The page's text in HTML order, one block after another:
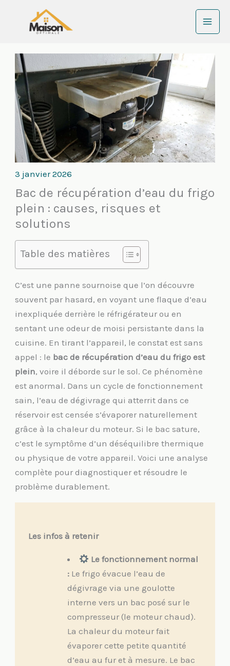
3 janvier 2026
Bac de récupération d’eau du frigo
plein : causes, risques et
solutions
Table des matières
C’est une panne sournoise que l’on découvre
souvent par hasard, en voyant une flaque d’eau
inexpliquée derrière le réfrigérateur ou en
sentant une odeur de moisi persistante dans la
cuisine. En tirant l’appareil, le constat est sans
appel : le bac de récupération d’eau du frigo est
plein, voire il déborde sur le sol. Ce phénomène
est anormal. Dans un cycle de fonctionnement
sain, l’eau de dégivrage qui atterrit dans ce
réservoir est censée s’évaporer naturellement
grâce à la chaleur du moteur. Si le bac sature,
c’est le symptôme d’un déséquilibre thermique
ou physique de votre appareil. Voici une analyse
complète pour diagnostiquer et résoudre le
problème durablement.
Les infos à retenir
Le fonctionnement normal
:Le frigo évacue l’eau de
dégivrage via une goulotte
interne vers un bac posé sur le
compresseur (le moteur chaud).
La chaleur du moteur fait
évaporer cette petite quantité
d’eau au fur et à mesure. Le bac